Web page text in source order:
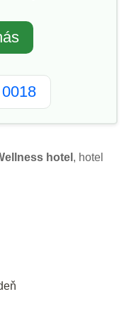
hotel , hotel